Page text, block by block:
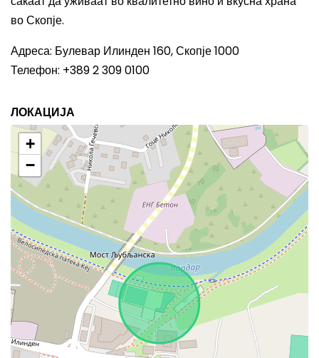
во Скопје.
Адреса: Булевар Илинден 160, Скопје 1000
Телефон: +389 2 309 0100
ЛОКАЦИЈА
+
−